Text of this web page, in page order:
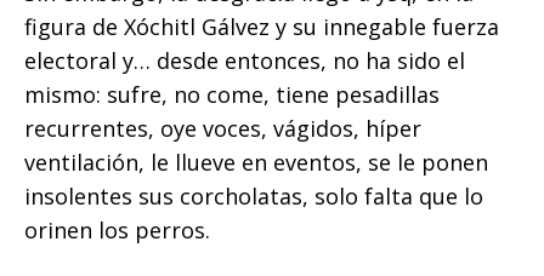
figura de Xóchitl Gálvez y su innegable fuerza
electoral y… desde entonces, no ha sido el
mismo: sufre, no come, tiene pesadillas
recurrentes, oye voces, vágidos, híper
ventilación, le llueve en eventos, se le ponen
insolentes sus corcholatas, solo falta que lo
orinen los perros.